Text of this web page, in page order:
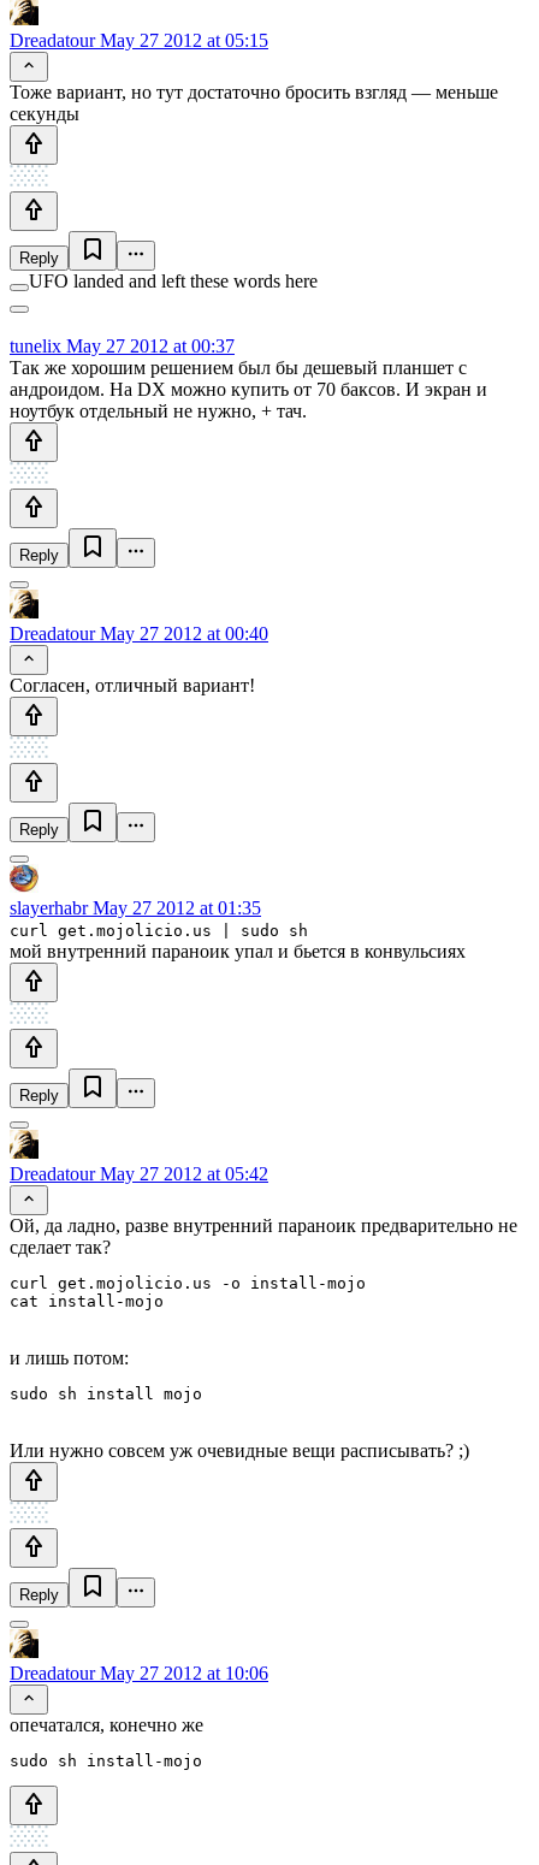
DreadatourMay 27 2012 at 05:15
Тоже вариант, но тут достаточно бросить взгляд — меньше
секунды
Reply
UFO landed and left these words here
tunelix May 27 2012 at 00:37
Так же хорошим решением был бы дешевый планшет с
андроидом. На DX можно купить от 70 баксов. И экран и
ноутбук отдельный не нужно, + тач.
Reply
DreadatourMay 27 2012 at 00:40
Согласен, отличный вариант!
Reply
slayerhabrMay 27 2012 at 01:35
curl get.mojolicio.us | sudo sh
мой внутренний параноик упал и бьется в конвульсиях
Reply
DreadatourMay 27 2012 at 05:42
Ой, да ладно, разве внутренний параноик предварительно не
сделает так?
curl get.mojolicio.us -o install-mojo
cat install-mojo
и лишь потом:
sudo sh install mojo
Или нужно совсем уж очевидные вещи расписывать? ;)
Reply
DreadatourMay 27 2012 at 10:06
опечатался, конечно же
sudo sh install-mojo